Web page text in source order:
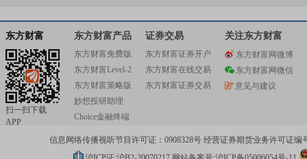
详情
《证券期货投资者适当性管理办法》
《证券期货投入者适当性经营经营管理办法》 the Measures for the Administration
Suitab...详情
《股指期货投资者适当性制度操作指引(试行)》
概述 《股指期货投入者适当性制度操作指引(试行)》 首次生效时间 2010年2月9日
时间 2010年2月9日 ...详情
东方财富
扫一扫下载
APP
东方财富产品
东方财富免费版
东方财富Level-2
东方财富策略版
妙想投研助理
Choice金融终端
证券交易
东方财富证券开户
东方财富在线交易
东方财富证券交易
关注东方财富
东方财富网微博
东方财富网微信
意见与建议
信息网络传播视听节目许可证：0908328号 经营证券期货业务许可证编